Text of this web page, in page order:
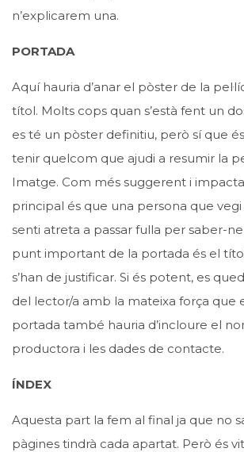
n’explicarem una.
PORTADA
Aquí hauria d’anar el pòster de la
títol. Molts cops quan s’està fent un
es té un pòster definitiu, però sí que
tenir quelcom que ajudi a resumir la
Imatge. Com més suggerent i
principal és que una persona que
senti atreta a passar fulla per saber-
punt important de la portada és el
s’han de justificar. Si és potent, es
del lector/a amb la mateixa força que
portada també hauria d’incloure el
productora i les dades de contacte.
ÍNDEX
Aquesta part la fem al final ja que no
pàgines tindrà cada apartat. Però és